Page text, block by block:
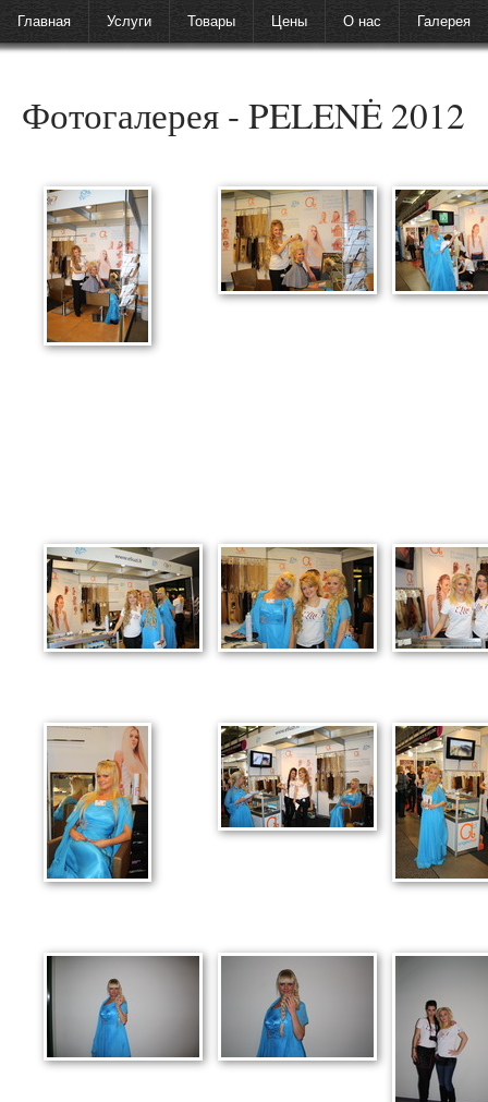
Главная Услуги Товары Цены О нас Галерея
Фотогалерея - PELENĖ 2012